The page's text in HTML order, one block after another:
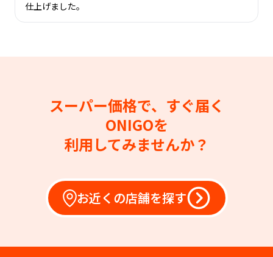
仕上げました。
スーパー価格で、すぐ届く
ONIGOを
利用してみませんか？
お近くの店舗を探す